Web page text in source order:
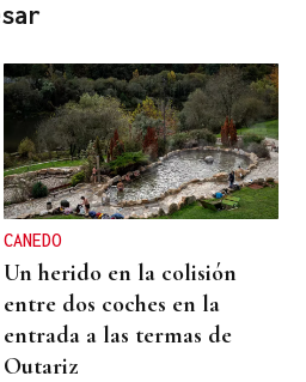
CANEDO
Un herido en la colisión
entre dos coches en la
entrada a las termas de
Outariz